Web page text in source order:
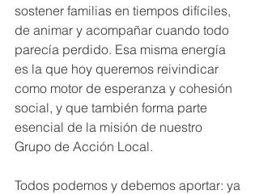
sostener familias en tiempos difíciles,
de animar y acompañar cuando todo
parecía perdido. Esa misma energía
es la que hoy queremos reivindicar
como motor de esperanza y cohesión
social, y que también forma parte
esencial de la misión de nuestro
Grupo de Acción Local.
Todos podemos y debemos aportar: ya